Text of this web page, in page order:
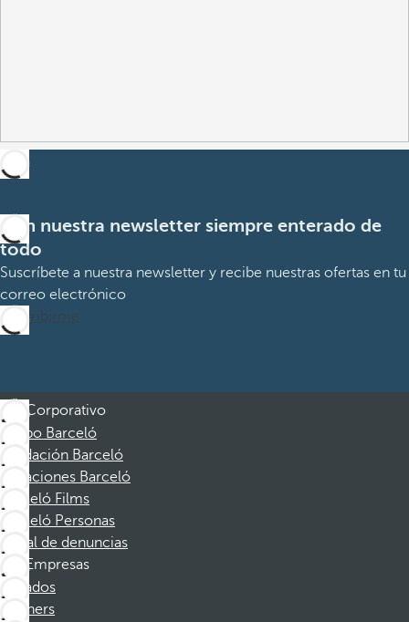
Con nuestra newsletter siempre enterado de
todo
Suscríbete a nuestra newsletter y recibe nuestras ofertas en tu
correo electrónico
Suscribirme
Corporativo
Grupo Barceló
Fundación Barceló
Vacaciones Barceló
Barceló Films
Barceló Personas
Canal de denuncias
Empresas
Afiliados
Partners